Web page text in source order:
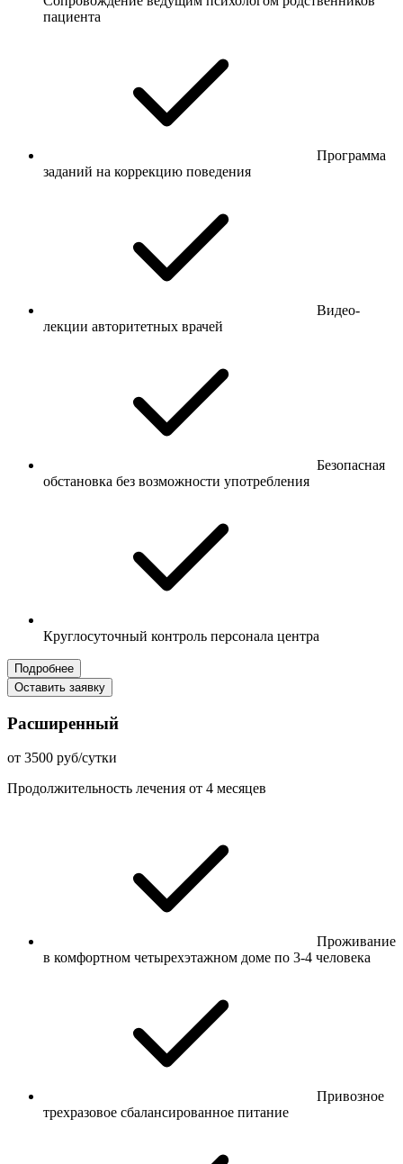
пациента
Программа
заданий на коррекцию поведения
Видео-
лекции авторитетных врачей
Безопасная
обстановка без возможности употребления
Круглосуточный контроль персонала центра
Подробнее
Оставить заявку
Расширенный
от 3500 руб/сутки
Продолжительность лечения от 4 месяцев
Проживание
в комфортном четырехэтажном доме по 3-4 человека
Привозное
трехразовое сбалансированное питание